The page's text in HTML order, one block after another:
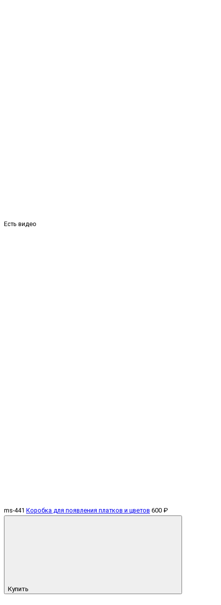
Есть видео
ms-441 Коробка для появления платков и цветов 600 ₽
Купить